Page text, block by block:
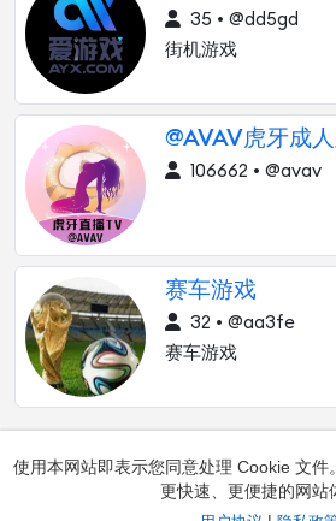
35 • @dd5gd
街机游戏
@AVAV虎牙成
106662 • @avav
赛车游戏
32 • @aa3fe
赛车游戏
使用本网站即表示您同意处理 Cookie 文
更快速、更便捷的网站